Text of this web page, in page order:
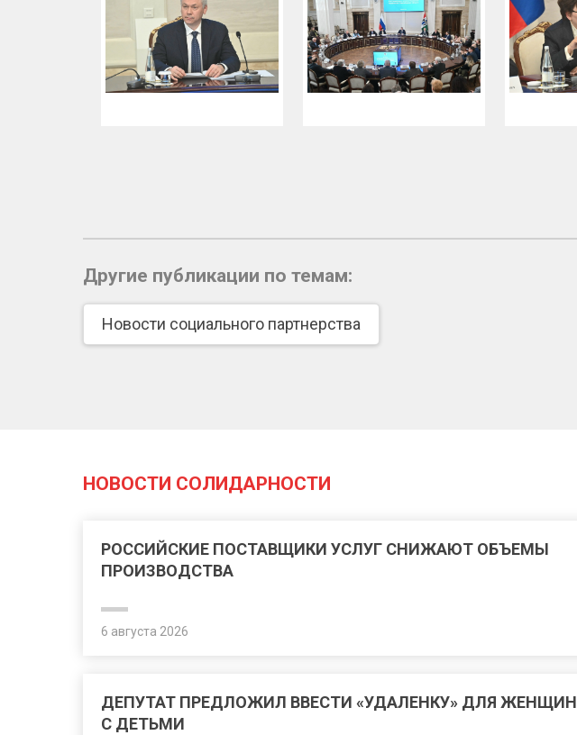
Другие публикации по темам:
Новости социального партнерства
НОВОСТИ СОЛИДАРНОСТИ
РОССИЙСКИЕ ПОСТАВЩИКИ УСЛУГ СНИЖАЮТ ОБЪЕМЫ
ПРОИЗВОДСТВА
6 августа 2026
ДЕПУТАТ ПРЕДЛОЖИЛ ВВЕСТИ «УДАЛЕНКУ» ДЛЯ ЖЕНЩИН
С ДЕТЬМИ